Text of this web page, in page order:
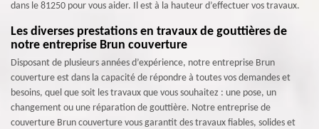
dans le 81250 pour vous aider. Il est à la hauteur d’effectuer vos travaux.
Les diverses prestations en travaux de gouttières de
notre entreprise Brun couverture
Disposant de plusieurs années d’expérience, notre entreprise Brun
couverture est dans la capacité de répondre à toutes vos demandes et
besoins, quel que soit les travaux que vous souhaitez : une pose, un
changement ou une réparation de gouttière. Notre entreprise de
couverture Brun couverture vous garantit des travaux fiables, solides et